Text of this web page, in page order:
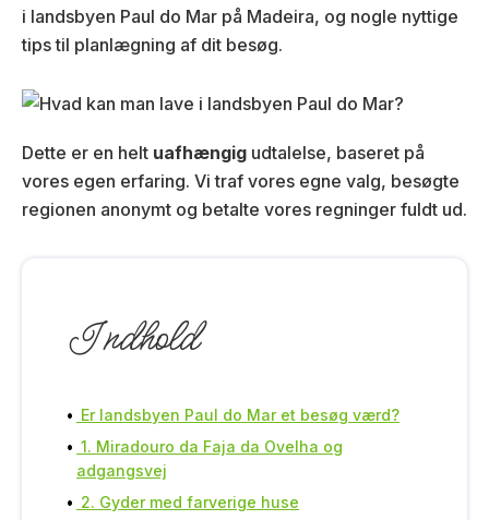
i landsbyen Paul do Mar på Madeira, og nogle nyttige
tips til planlægning af dit besøg.
Dette er en helt uafhængig udtalelse, baseret på
vores egen erfaring. Vi traf vores egne valg, besøgte
regionen anonymt og betalte vores regninger fuldt ud.
Indhold
Er landsbyen Paul do Mar et besøg værd?
1. Miradouro da Faja da Ovelha og
adgangsvej
2. Gyder med farverige huse